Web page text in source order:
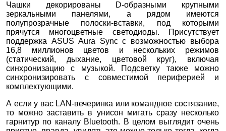
Чашки декорированы D-образными крупными
зеркальными панелями, а рядом имеются
полупрозрачные полоски-вставки, под которыми
прячутся многоцветные светодиоды. Присутствует
поддержка ASUS Aura Sync с возможностью выбора
16,8 миллионов цветов и нескольких режимов
(статический, дыхание, цветовой круг), включая
синхронизацию с музыкой. Подсветку также можно
синхронизировать с совместимой периферией и
комплектующими.
А если у вас LAN-вечеринка или командное состязание,
то можно заставить в унисон мигать сразу несколько
гарнитур по каналу Bluetooth. В целом выглядит очень